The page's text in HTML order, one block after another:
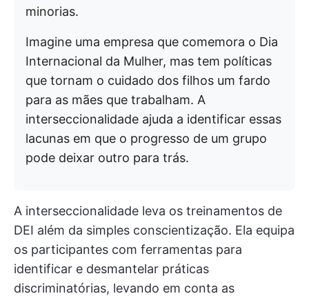
minorias.
Imagine uma empresa que comemora o Dia
Internacional da Mulher, mas tem políticas
que tornam o cuidado dos filhos um fardo
para as mães que trabalham. A
interseccionalidade ajuda a identificar essas
lacunas em que o progresso de um grupo
pode deixar outro para trás.
A interseccionalidade leva os treinamentos de
DEI além da simples conscientização. Ela equipa
os participantes com ferramentas para
identificar e desmantelar práticas
discriminatórias, levando em conta as